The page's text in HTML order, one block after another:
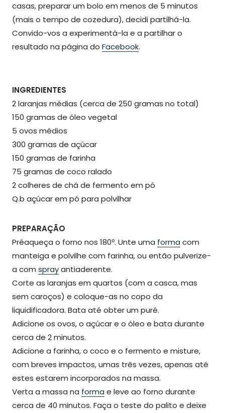
casas, preparar um bolo em menos de 5 minutos
(mais o tempo de cozedura), decidi partilhá-la.
Convido-vos a experimentá-la e a partilhar o
resultado na página do Facebook.
INGREDIENTES
2 laranjas médias (cerca de 250 gramas no total)
150 gramas de óleo vegetal
5 ovos médios
300 gramas de açúcar
150 gramas de farinha
75 gramas de coco ralado
2 colheres de chá de fermento em pó
Q.b açúcar em pó para polvilhar
PREPARAÇÃO
Préaqueça o forno nos 180º. Unte uma forma com
manteiga e polvilhe com farinha, ou então pulverize-
a com sprayantiaderente.
Corte as laranjas em quartos (com a casca, mas
sem caroços) e coloque-as no copo da
liquidificadora. Bata até obter um puré.
Adicione os ovos, o açúcar e o óleo e bata durante
cerca de 2 minutos.
Adicione a farinha, o coco e o fermento e misture,
com breves impactos, umas três vezes, apenas até
estes estarem incorporados na massa.
Verta a massa na forma e leve ao forno durante
cerca de 40 minutos. Faça o teste do palito e deixe